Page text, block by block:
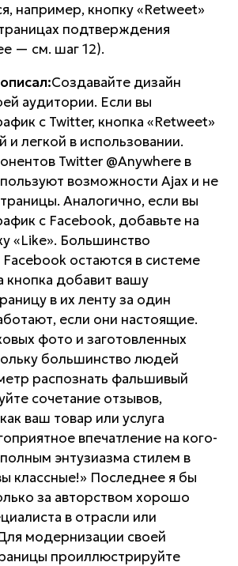
например, кнопку «Retweet»
подтверждения
— см. шаг 12).
Создавайте дизайн
аудитории. Если вы
с Twitter, кнопка «Retweet»
и легкой в использовании.
Twitter @Anywhere в
возможности Ajax и не
Аналогично, если вы
с Facebook, добавьте на
«Like». Большинство
остаются в системе
кнопка добавит вашу
в их ленту за один
если они настоящие.
фото и заготовленных
большинство людей
распознать фальшивый
сочетание отзывов,
ваш товар или услуга
впечатление на кого-
энтузиазма стилем в
классные!» Последнее я бы
за авторством хорошо
в отрасли или
модернизации своей
проиллюстрируйте